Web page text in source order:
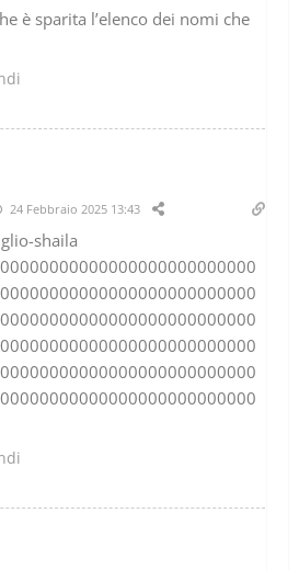
è sparita l’elenco dei nomi che
24 Febbraio 2025 13:43
shaila